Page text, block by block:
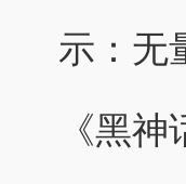
示：无
《黑